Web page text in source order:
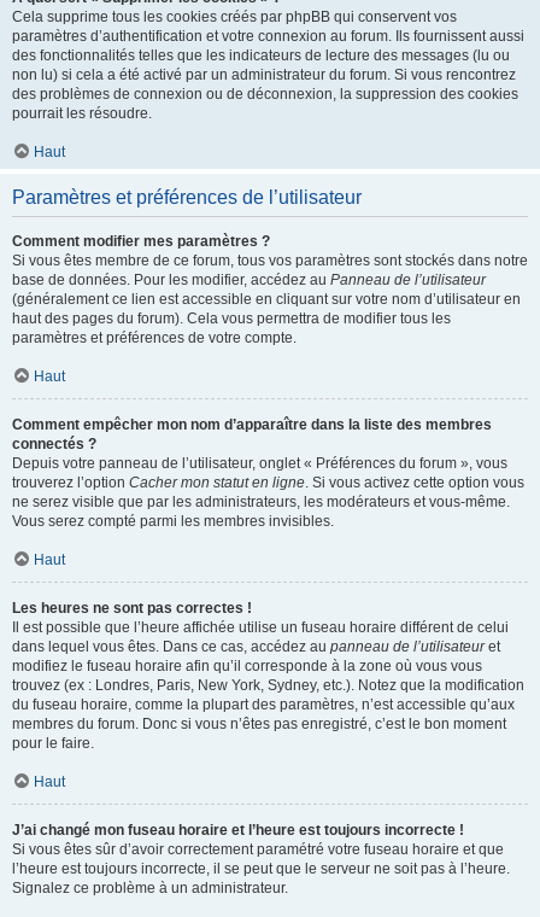
Cela supprime tous les cookies créés par phpBB qui conservent vos
paramètres d’authentification et votre connexion au forum. Ils fournissent aussi
des fonctionnalités telles que les indicateurs de lecture des messages (lu ou
non lu) si cela a été activé par un administrateur du forum. Si vous rencontrez
des problèmes de connexion ou de déconnexion, la suppression des cookies
pourrait les résoudre.
Haut
Paramètres et préférences de l’utilisateur
Comment modifier mes paramètres ?
Si vous êtes membre de ce forum, tous vos paramètres sont stockés dans notre
base de données. Pour les modifier, accédez au Panneau de l’utilisateur
(généralement ce lien est accessible en cliquant sur votre nom d’utilisateur en
haut des pages du forum). Cela vous permettra de modifier tous les
paramètres et préférences de votre compte.
Haut
Comment empêcher mon nom d’apparaître dans la liste des membres
connectés ?
Depuis votre panneau de l’utilisateur, onglet « Préférences du forum », vous
trouverez l’option Cacher mon statut en ligne. Si vous activez cette option vous
ne serez visible que par les administrateurs, les modérateurs et vous-même.
Vous serez compté parmi les membres invisibles.
Haut
Les heures ne sont pas correctes !
Il est possible que l’heure affichée utilise un fuseau horaire différent de celui
dans lequel vous êtes. Dans ce cas, accédez au panneau de l’utilisateuret
modifiez le fuseau horaire afin qu’il corresponde à la zone où vous vous
trouvez (ex : Londres, Paris, New York, Sydney, etc.). Notez que la modification
du fuseau horaire, comme la plupart des paramètres, n’est accessible qu’aux
membres du forum. Donc si vous n’êtes pas enregistré, c’est le bon moment
pour le faire.
Haut
J’ai changé mon fuseau horaire et l’heure est toujours incorrecte !
Si vous êtes sûr d’avoir correctement paramétré votre fuseau horaire et que
l’heure est toujours incorrecte, il se peut que le serveur ne soit pas à l’heure.
Signalez ce problème à un administrateur.